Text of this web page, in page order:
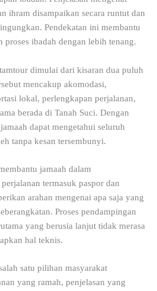
ihram disampaikan secara runtut dan
Pendekatan ini membantu
proses ibadah dengan lebih tenang.
dimulai dari kisaran dua puluh
mencakup akomodasi,
lokal, perlengkapan perjalanan,
berada di Tanah Suci. Dengan
dapat mengetahui seluruh
tanpa kesan tersembunyi.
jamaah dalam
termasuk paspor dan
arahan mengenai apa saja yang
Proses pendampingan
yang berusia lanjut tidak merasa
hal teknis.
satu pilihan masyarakat
yang ramah, penjelasan yang